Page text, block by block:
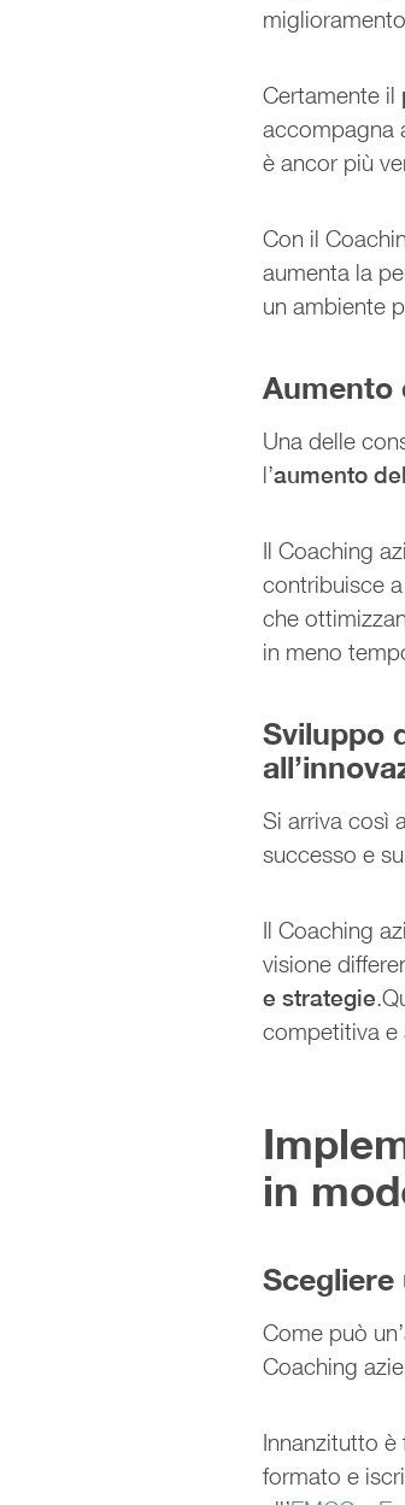
Certamente il
accompagna
è ancor più
Con il
aumenta la
un ambiente
Aumento
Una delle
l’aumento
Il Coaching
contribuisce a
che
in meno
Sviluppo
Si arriva così
successo e
Il Coaching
visione
e strategie
competitiva e
in
Come può
Coaching
Innanzitutto
formato e